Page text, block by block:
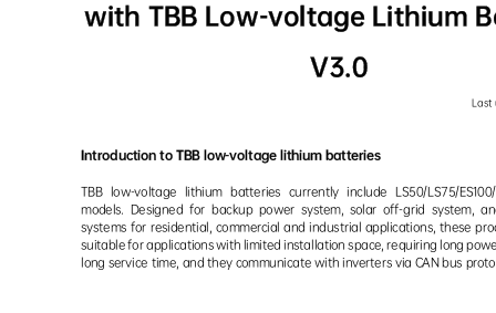
with TBB Low-voltage Lithium B
V3.0
Last
Introduction to TBB low-voltage lithium batteries
TBB low-voltage lithium batteries currently include
LS50/LS75/
models.
Designed for  backup power system, solar off-grid  system,
systems for residential, commercial and industrial applications, these
suitable for applications with limited insta llation space, requiring long
long service time, and they communicate with inverters via CAN bus